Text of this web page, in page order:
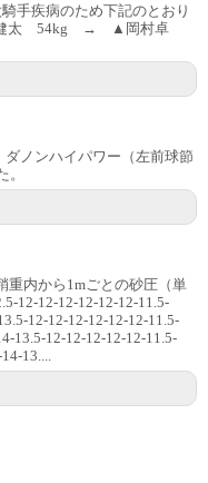
手疾病のため下記のとおり
健太 54kg → ▲岡村卓
ンハイパワー（左前球節
内から1mごとの砂圧（単
12-12-12-12-12-12-11.5-
12-12-12-12-12-12-11.5-
13.5-12-12-12-12-12-11.5-
13....